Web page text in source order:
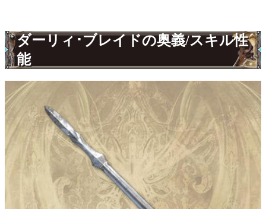
ダーリィ･ブレイドの奥義/スキル性
能